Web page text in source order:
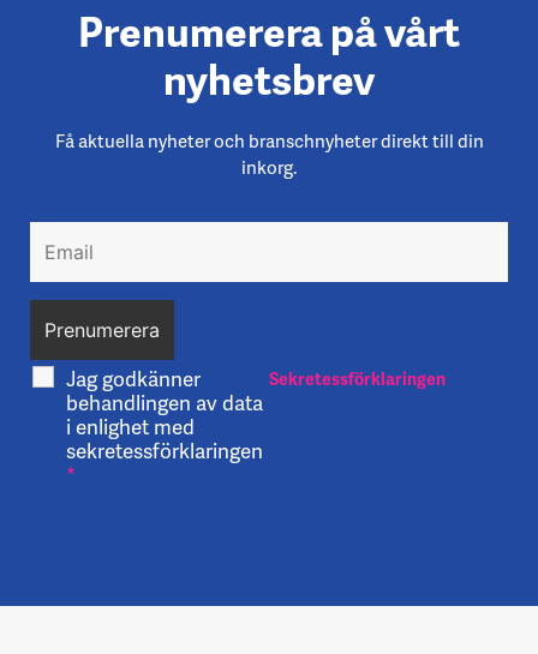
Prenumerera på vårt
nyhetsbrev
Få aktuella nyheter och branschnyheter direkt till din
inkorg.
Jag godkänner
behandlingen av data
i enlighet med
sekretessförklaringen
*
Sekretessförklaringen